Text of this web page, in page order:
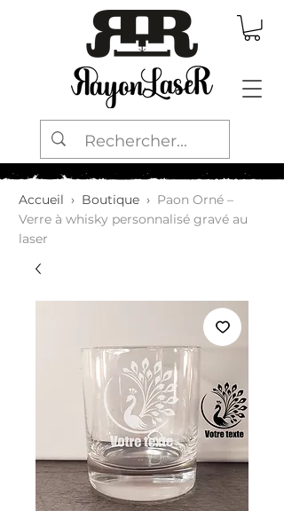
Accueil › Boutique › Paon Orné –
Verre à whisky personnalisé gravé au
laser